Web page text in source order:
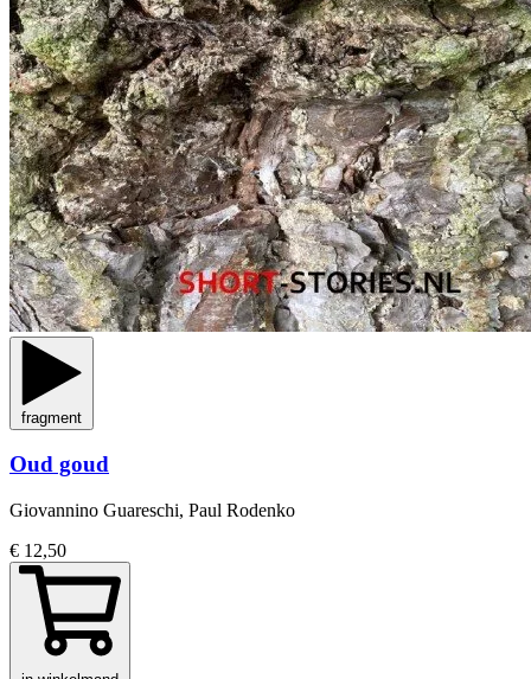
fragment
Oud goud
Giovannino Guareschi, Paul Rodenko
€ 12,50